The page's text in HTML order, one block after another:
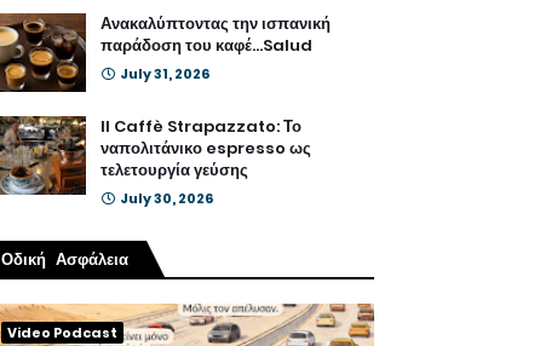
Ανακαλύπτοντας την ισπανική
παράδοση του καφέ...Salud
July 31, 2026
Il Caffè Strapazzato: Το
ναπολιτάνικο espresso ως
τελετουργία γεύσης
July 30, 2026
Οδική Ασφάλεια
Video Podcast